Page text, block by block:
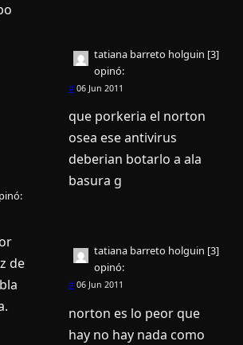
de
tatiana barreto holguin [3]
opinó:
#06 Jun 2011
que porkeria el norton
osea ese antivirus
deberian botarlo a ala
basura g
tatiana barreto holguin [3]
opinó:
#06 Jun 2011
norton es lo peor que
hay no hay nada como